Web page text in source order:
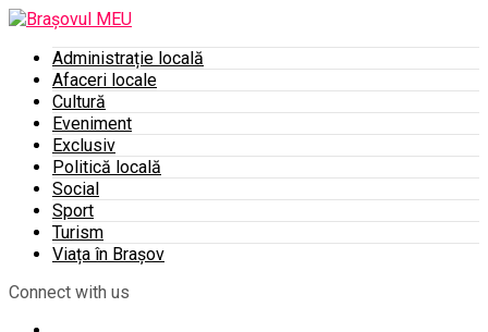
Administrație locală
Afaceri locale
Cultură
Eveniment
Exclusiv
Politică locală
Social
Sport
Turism
Viața în Brașov
Connect with us